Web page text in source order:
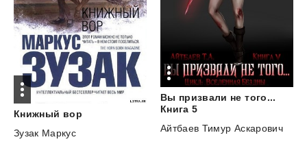
Книжный вор
Зузак Маркус
Вы призвали не того...
Книга 5
Айтбаев Тимур Аскарович